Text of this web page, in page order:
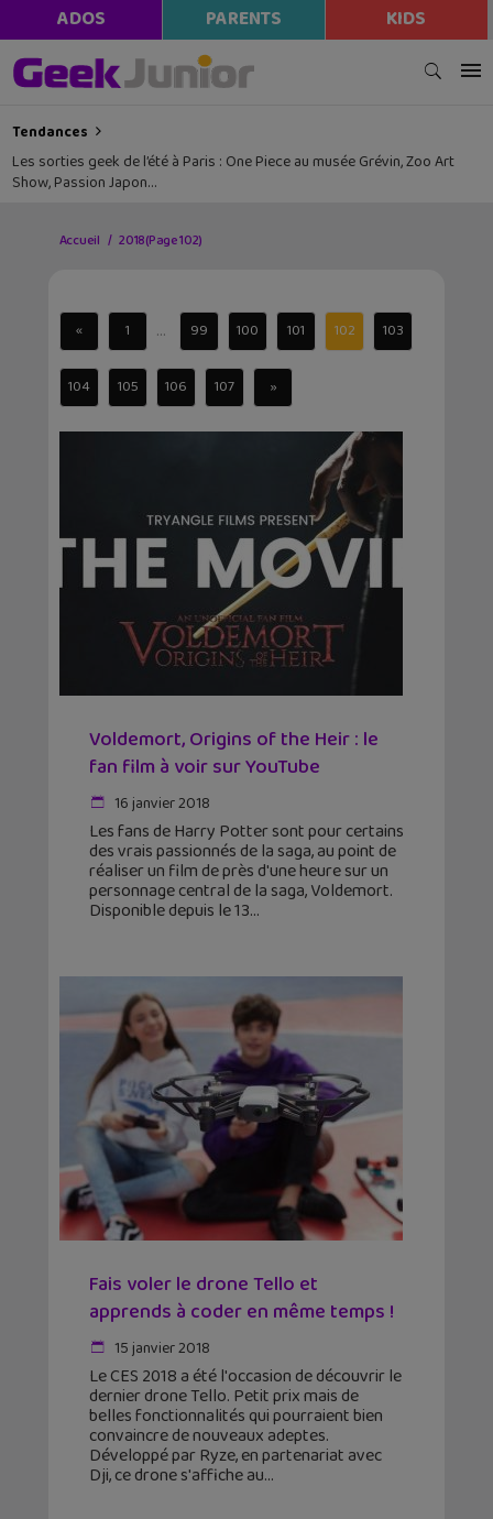
ADOS PARENTS KIDS
Tendances
Les sorties geek de l’été à Paris : One Piece au musée Grévin, Zoo Art
Show, Passion Japon…
Accueil 2018(Page 102)
« 1 ... 99 100 101 102 103
104 105 106 107 »
Voldemort, Origins of the Heir : le
fan film à voir sur YouTube
16 janvier 2018
Les fans de Harry Potter sont pour certains
des vrais passionnés de la saga, au point de
réaliser un film de près d'une heure sur un
personnage central de la saga, Voldemort.
Disponible depuis le 13
Fais voler le drone Tello et
apprends à coder en même temps !
15 janvier 2018
Le CES 2018 a été l'occasion de découvrir le
dernier drone Tello. Petit prix mais de
belles fonctionnalités qui pourraient bien
convaincre de nouveaux adeptes.
Développé par Ryze, en partenariat avec
Dji, ce drone s'affiche au